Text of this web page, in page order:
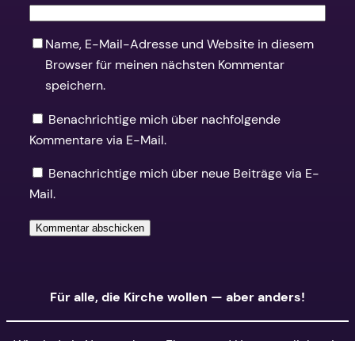
Name, E-Mail-Adresse und Website in diesem
Browser für meinen nächsten Kommentar
speichern.
Benachrichtige mich über nachfolgende
Kommentare via E-Mail.
Benachrichtige mich über neue Beiträge via E-
Mail.
Für alle, die Kirche wollen — aber anders!